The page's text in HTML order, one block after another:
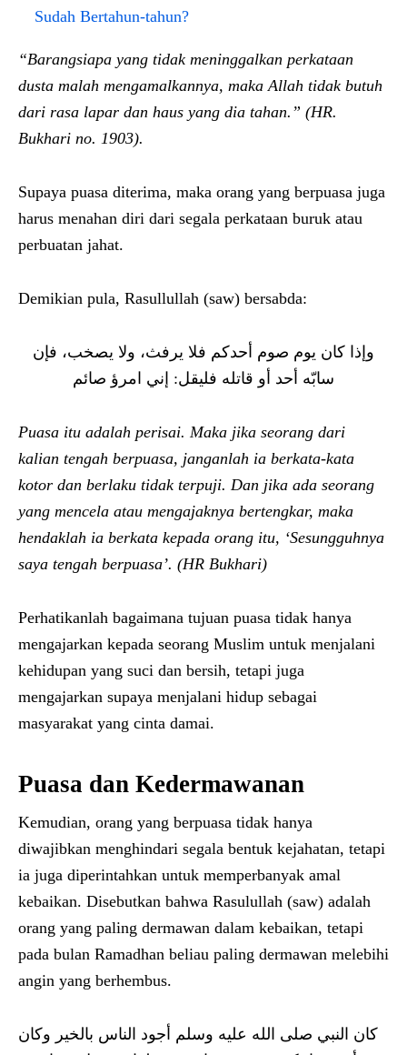
Sudah Bertahun-tahun?
“Barangsiapa yang tidak meninggalkan perkataan
dusta malah mengamalkannya, maka Allah tidak butuh
dari rasa lapar dan haus yang dia tahan.” (HR.
Bukhari no. 1903).
Supaya puasa diterima, maka orang yang berpuasa juga
harus menahan diri dari segala perkataan buruk atau
perbuatan jahat.
Demikian pula, Rasullullah (saw) bersabda:
وإذا كان يوم صوم أحدكم فلا يرفث، ولا يصخب، فإن
سابّه أحد أو قاتله فليقل: إني امرؤ صائم
Puasa itu adalah perisai. Maka jika seorang dari
kalian tengah berpuasa, janganlah ia berkata-kata
kotor dan berlaku tidak terpuji. Dan jika ada seorang
yang mencela atau mengajaknya bertengkar, maka
hendaklah ia berkata kepada orang itu, ‘Sesungguhnya
saya tengah berpuasa’. (HR Bukhari)
Perhatikanlah bagaimana tujuan puasa tidak hanya
mengajarkan kepada seorang Muslim untuk menjalani
kehidupan yang suci dan bersih, tetapi juga
mengajarkan supaya menjalani hidup sebagai
masyarakat yang cinta damai.
Puasa dan Kedermawanan
Kemudian, orang yang berpuasa tidak hanya
diwajibkan menghindari segala bentuk kejahatan, tetapi
ia juga diperintahkan untuk memperbanyak amal
kebaikan. Disebutkan bahwa Rasulullah (saw) adalah
orang yang paling dermawan dalam kebaikan, tetapi
pada bulan Ramadhan beliau paling dermawan melebihi
angin yang berhembus.
كان النبي صلى الله عليه وسلم أجود الناس بالخير وكان